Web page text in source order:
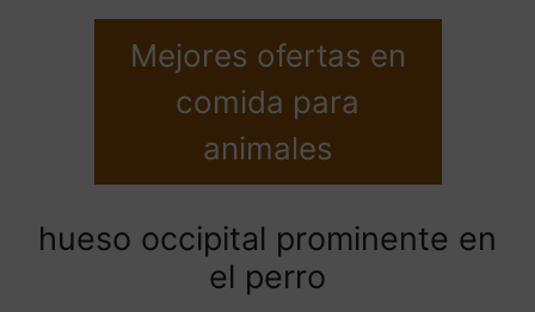
Mejores ofertas en
comida para
animales
hueso occipital prominente en
el perro